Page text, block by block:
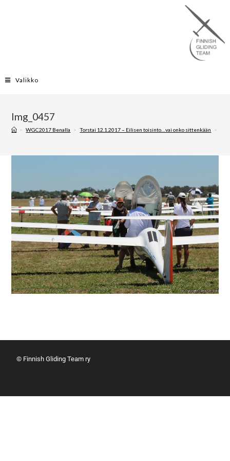
Valikko
Img_0457
> WGC2017 Benalla > Torstai 12.1.2017 – Eilisen toisinto…vai onko sittenkään >
© Finnish Gliding Team ry